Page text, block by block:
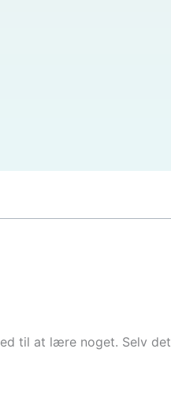
til at lære noget. Selv det